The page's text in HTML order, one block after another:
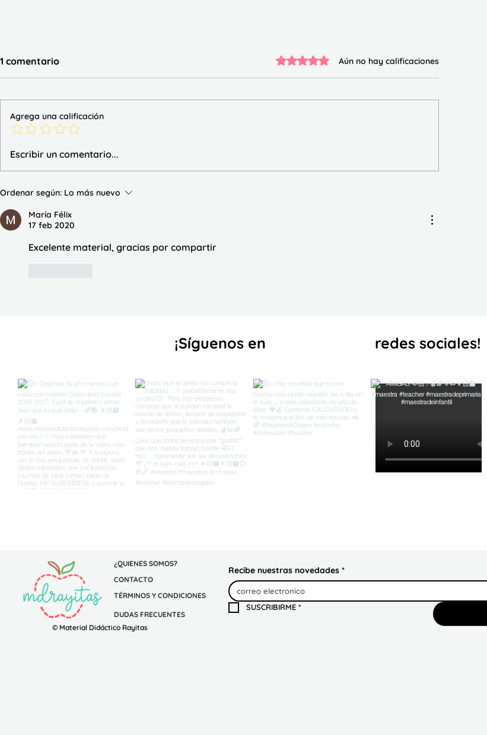
descubre la sílaba
1 comentario Obtuvo 0 de 5 estrellas.Aún no hay calificaciones
Agrega una calificación
Escribir un comentario...
Ordenar según: Lo más nuevo
María Félix
17 feb 2020
Excelente material, gracias por compartir
¡Síguenos en redes sociales!
© Material Didáctico Rayitas
TÉRMINOS Y CONDICIONES
CONTACTO
DUDAS FRECUENTES
¿QUIENES SOMOS?
Recibe nuestras novedades *
SUSCRIBIRME *